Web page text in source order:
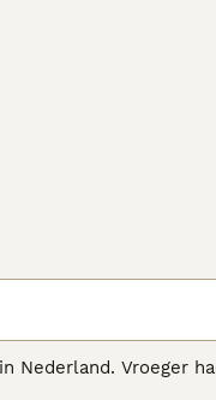
Vroeger